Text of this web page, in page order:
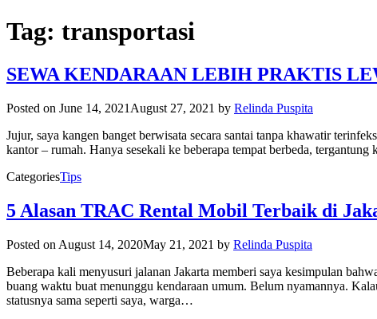
Tag: transportasi
SEWA KENDARAAN LEBIH PRAKTIS
Posted on June 14, 2021 August 27, 2021 by Relinda Puspita
Jujur, saya kangen banget berwisata secara santai tanpa khawatir
kantor – rumah. Hanya sesekali ke beberapa tempat berbeda,
CategoriesTips
5 Alasan TRAC Rental Mobil Terbaik di
Posted on August 14, 2020May 21, 2021 by Relinda Puspita
Beberapa kali menyusuri jalanan Jakarta memberi saya kesimpulan
buang waktu buat menunggu kendaraan umum. Belum nyamannya.
statusnya sama seperti saya, warga…